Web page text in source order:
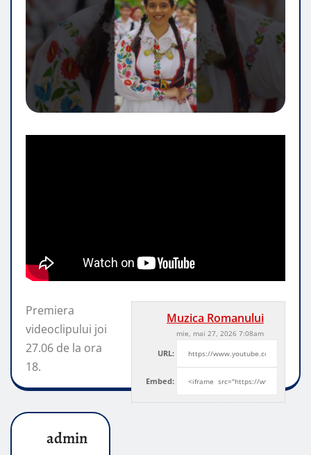
Muzica Romanului
mie, mai 27, 2026 7:08am
URL:
Embed:
Premiera
videoclipului joi
27.06 de la ora
18.
admin